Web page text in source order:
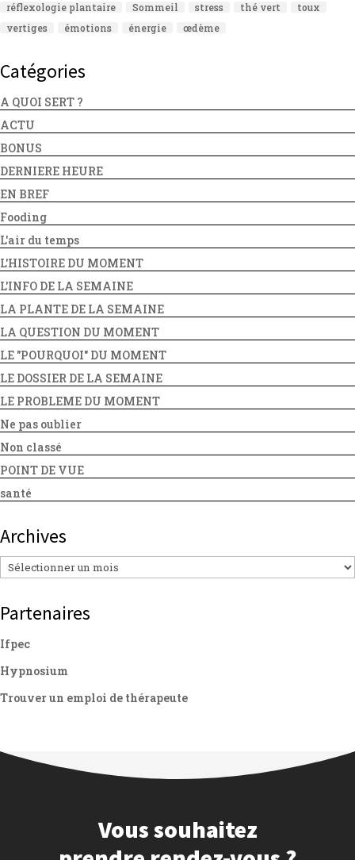
réflexologie plantaire
Sommeil stress thé vert
toux
vertiges
émotions énergie œdème
Catégories
A QUOI SERT ?
ACTU
BONUS
DERNIERE HEURE
EN BREF
Fooding
L'air du temps
L'HISTOIRE DU MOMENT
L'INFO DE LA SEMAINE
LA PLANTE DE LA SEMAINE
LA QUESTION DU MOMENT
LE "POURQUOI" DU MOMENT
LE DOSSIER DE LA SEMAINE
LE PROBLEME DU MOMENT
Ne pas oublier
Non classé
POINT DE VUE
santé
Archives
Archives
Partenaires
Ifpec
Hypnosium
Trouver un emploi de thérapeute
Vous souhaitez